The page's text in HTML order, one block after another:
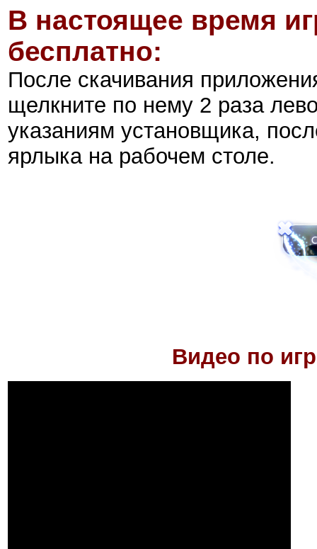
В настоящее время
бесплатно:
После скачивания
щелкните по нему 2 раза
указаниям установщика,
ярлыка на рабочем столе.
Видео по